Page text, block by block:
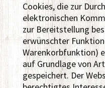
Cookies, die zur
elektronischen
zur Bereitstellung
erwünschter
Warenkorbfunktion)
auf Grundlage von
gespeichert. Der